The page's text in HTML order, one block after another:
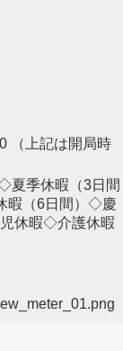
（上記は開局時
夏季休暇（3日間
暇（6日間）◇慶
休暇◇介護休暇